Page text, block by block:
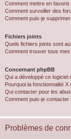
Comment mettre en
Comment surveiller des
Comment puis-je
Fichiers joints
Quels fichiers joints sont
Comment trouver tous
Concernant phpBB
Qui a développé ce logiciel
Pourquoi la fonctionnalité X
Qui contacter pour les
Comment puis-je
Problèmes de